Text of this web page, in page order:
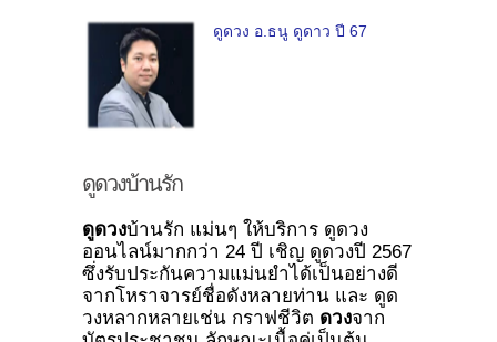
ดูดวง อ.ธนู ดูดาว ปี 67
ดูดวงบ้านรัก
ดูดวงบ้านรัก แม่นๆ ให้บริการ ดูดวง
ออนไลน์มากกว่า 24 ปี เชิญ ดูดวงปี 2567
ซึ่งรับประกันความแม่นยำได้เป็นอย่างดี
จากโหราจารย์ชื่อดังหลายท่าน และ ดูด
วงหลากหลายเช่น กราฟชีวิต ดวงจาก